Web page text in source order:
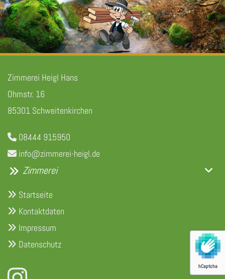
hCaptcha
Zimmerei Heigl Hans
Ohmstr. 16
85301 Schweitenkirchen
 08444 915950
 info@zimmerei-heigl.de
Zimmerei
 Startseite
 Kontaktdaten
 Impressum
 Datenschutz